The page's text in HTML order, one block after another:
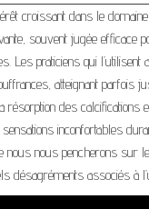
croissant dans le
souvent jugée
praticiens qui l’utilisent
atteignant parfois
des calcifications
inconfortables
nous nous pencherons sur
désagréments associés à